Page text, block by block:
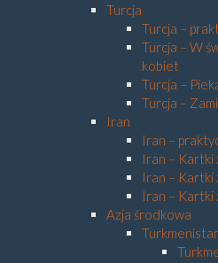
Turcja
Turcja –
Turcja – W
kobiet
Turcja –
Turcja –
Iran
Iran –
Iran – Kartki
Iran – Kartki
Iran – Kartki
Azja środkowa